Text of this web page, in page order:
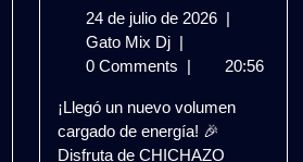
24 de julio de 2026 24
julio
2026
|
Gato Mix Dj CHICHAZO
ECUADOR
🇪🇨
PACK
|
0 Comments | 20:56
¡Llegó un nuevo volumen
cargado de energía! 🎉
Disfruta de CHICHAZO